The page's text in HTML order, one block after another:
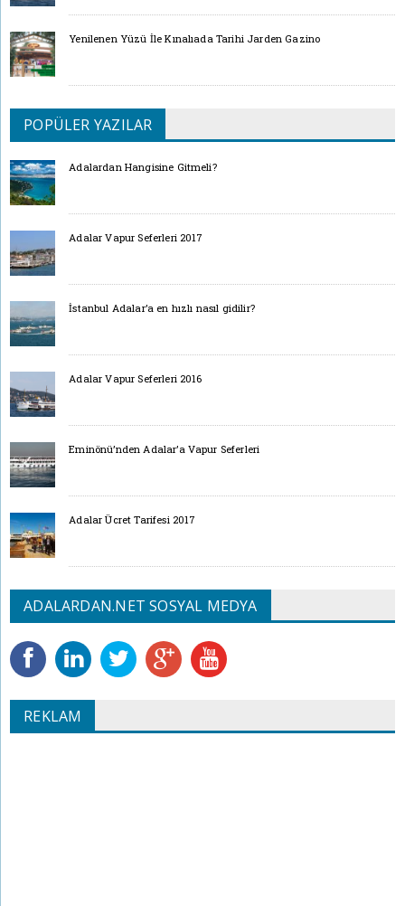
Yenilenen Yüzü İle Kınalıada Tarihi Jarden Gazino
POPÜLER YAZILAR
Adalardan Hangisine Gitmeli?
Adalar Vapur Seferleri 2017
İstanbul Adalar’a en hızlı nasıl gidilir?
Adalar Vapur Seferleri 2016
Eminönü’nden Adalar’a Vapur Seferleri
Adalar Ücret Tarifesi 2017
ADALARDAN.NET SOSYAL MEDYA
REKLAM